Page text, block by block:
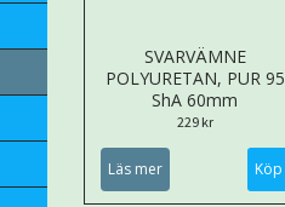
SVARVÄMNE
POLYURETAN, PUR 95
ShA 60mm
229 kr
Läs mer Köp